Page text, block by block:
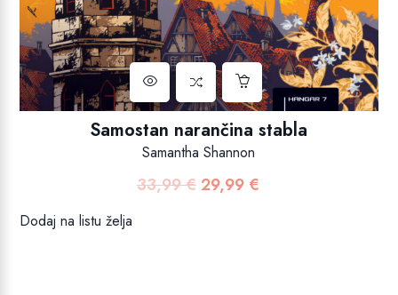
Samostan narančina stabla
Samantha Shannon
33,99€ Izvorna
29,99 €
Dodaj na listu želja